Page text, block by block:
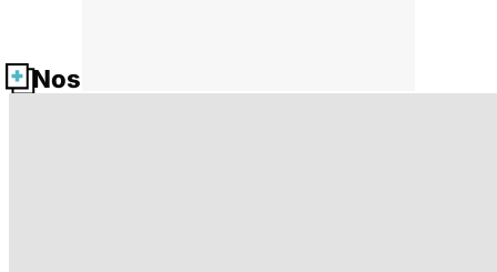
Nos fiches santé